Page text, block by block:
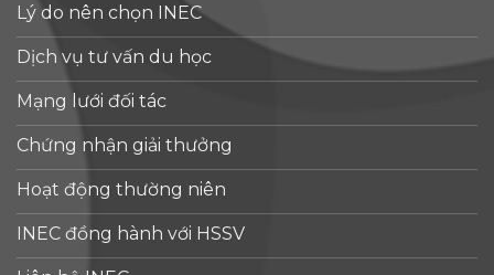
Giới thiệu về INEC
Lý do nên chọn INEC
Dịch vụ tư vấn du học
Mạng lưới đối tác